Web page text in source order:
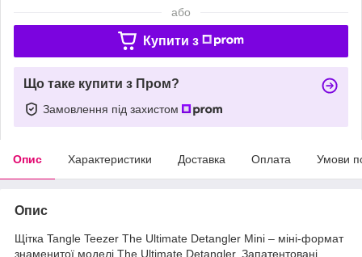
або
Купити з
Що таке купити з Пром?
Замовлення під захистом
Опис Характеристики Доставка Оплата Умови
Опис
Щітка Tangle Teezer The Ultimate Detangler Mini – міні-формат
знаменитої моделі The Ultimate Detangler. Запатентовані